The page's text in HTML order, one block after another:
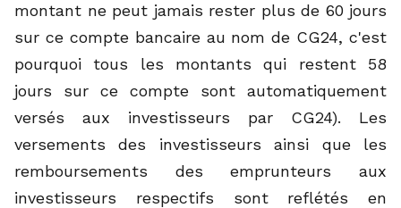
montant ne peut jamais rester plus de 60 jours
sur ce compte bancaire au nom de CG24, c'est
pourquoi tous les montants qui restent 58
jours sur ce compte sont automatiquement
versés aux investisseurs par CG24). Les
versements des investisseurs ainsi que les
remboursements des emprunteurs aux
investisseurs respectifs sont reflétés en